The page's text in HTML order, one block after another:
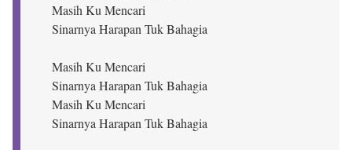
Masih Ku Mencari
Sinarnya Harapan Tuk Bahagia
Masih Ku Mencari
Sinarnya Harapan Tuk Bahagia
Masih Ku Mencari
Sinarnya Harapan Tuk Bahagia